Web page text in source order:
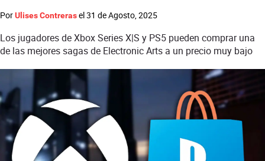
PorUlises Contrerasel31 de Agosto, 2025
Los jugadores de Xbox Series X|S y PS5 pueden comprar una
de las mejores sagas de Electronic Arts a un precio muy bajo